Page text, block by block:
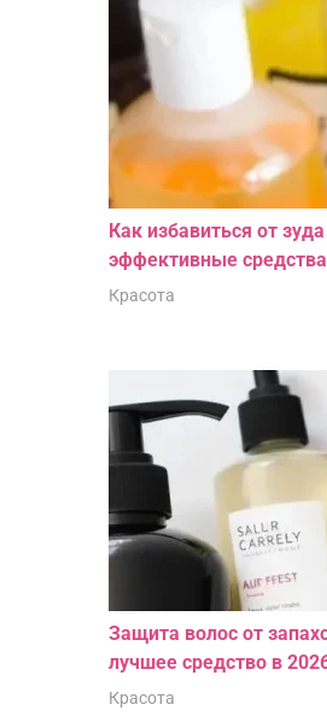
Как избавиться от
эффективные
Красота
Защита волос от
лучшее средство в
Красота